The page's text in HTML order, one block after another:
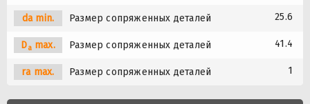
da min. Размер сопряженных деталей 25.6
Damax. Размер сопряженных деталей 41.4
ra max. Размер сопряженных деталей 1